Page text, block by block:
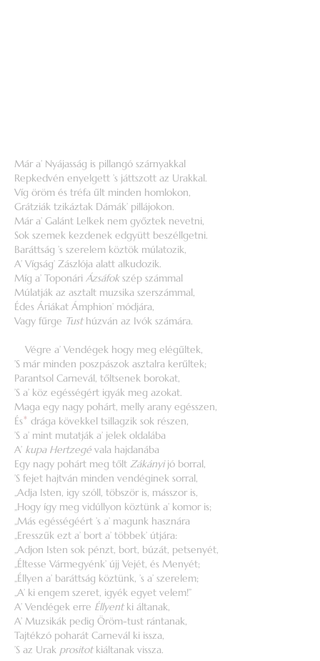
Már a’ Nyájasság is pillangó szárnyakkal
Repkedvén enyelgett ’s játtszott az Urakkal.
Víg öröm és tréfa űlt minden homlokon,
Grátziák tzikáztak Dámák’ pillájokon.
Már a’ Galánt Lelkek nem győztek nevetni,
Sok szemek kezdenek edgyütt beszéllgetni.
Baráttság ’s szerelem köztök múlatozik,
A’ Vígság’ Zászlója alatt alkudozik.
Míg a’ Toponári Ázsáfokszép számmal
Múlatják az asztalt muzsika szerszámmal,
Édes Áriákat Ámphion’ módjára,
Vagy fűrge Tusthúzván az Ivók számára.
Végre a’ Vendégek hogy meg elégűltek,
’S már minden poszpászok asztalra kerűltek;
Parantsol Carnevál, tőltsenek borokat,
’S a’ köz egésségért igyák meg azokat.
Maga egy nagy pohárt, melly arany egésszen,
És* drága kövekkel tsillagzik sok részen,
’S a’ mint mutatják a’ jelek oldalába
A’ kupa Hertzegé vala hajdanába
Egy nagy pohárt meg tőlt Zákányijó borral,
’S fejet hajtván minden vendéginek sorral,
„Adja Isten, igy szóll, töbször is, másszor is,
„Hogy így meg vidúllyon köztünk a’ komor is;
„Más egésségéért ’s a’ magunk hasznára
„Eresszűk ezt a’ bort a’ többek’ útjára:
„Adjon Isten sok pénzt, bort, búzát, petsenyét,
„Éltesse Vármegyénk’ újj Vejét, és Menyét;
„Éllyen a’ baráttság köztünk, ’s a’ szerelem;
„A’ ki engem szeret, igyék egyet velem!”
A’ Vendégek erre Éllyentki áltanak,
A’ Muzsikák pedig Öröm-tust rántanak,
Tajtékzó poharát Carnevál ki issza,
’S az Urak prositotkiáltanak vissza.